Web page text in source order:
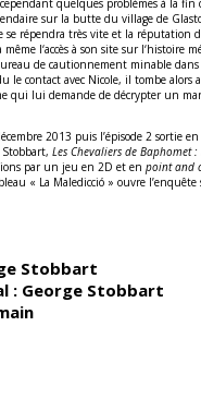
quelques problèmes à la fin
sur la butte du village de
se répendra très vite et la réputation
l‘accès à son site sur l‘histoire
de cautionnement minable dans
le contact avec Nicole, il tombe alors
qui lui demande de décrypter un
2013 puis l’épisode 2 sortie
Les Chevaliers de Baphomet
par un jeu en 2D et en point and
« La Maledicció » ouvre
Stobbart
: George Stobbart